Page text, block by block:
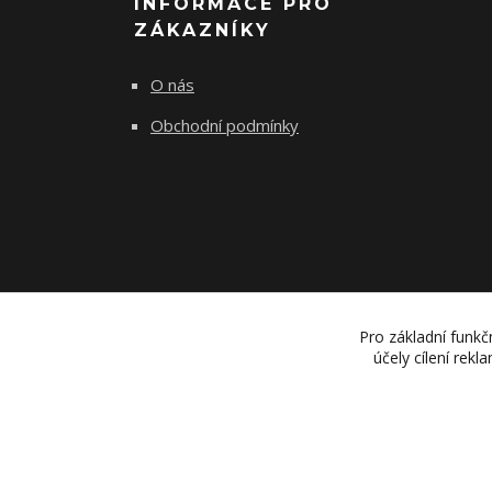
ZÁKAZNÍKY
O nás
Obchodní podmínky
Pro základní
účely cílení